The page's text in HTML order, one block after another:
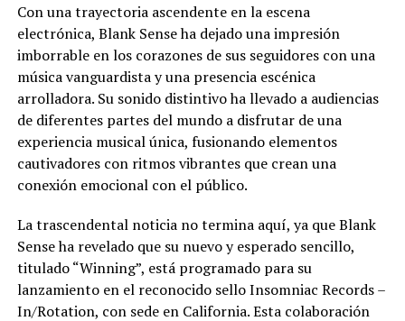
Con una trayectoria ascendente en la escena
electrónica, Blank Sense ha dejado una impresión
imborrable en los corazones de sus seguidores con una
música vanguardista y una presencia escénica
arrolladora. Su sonido distintivo ha llevado a audiencias
de diferentes partes del mundo a disfrutar de una
experiencia musical única, fusionando elementos
cautivadores con ritmos vibrantes que crean una
conexión emocional con el público.
La trascendental noticia no termina aquí, ya que Blank
Sense ha revelado que su nuevo y esperado sencillo,
titulado “Winning”, está programado para su
lanzamiento en el reconocido sello Insomniac Records –
In/Rotation, con sede en California. Esta colaboración